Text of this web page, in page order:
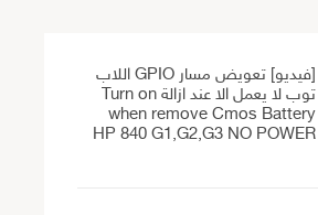
[فيديو] تعويض مسار GPIO اللاب
توب لا يعمل الا عند ازالة Turn on
when remove Cmos Battery
HP 840 G1,G2,G3 NO POWER